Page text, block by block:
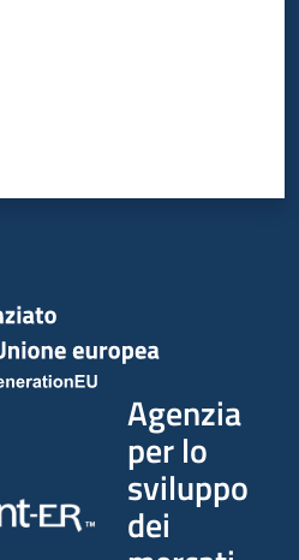
Agenzia
per lo
sviluppo
dei